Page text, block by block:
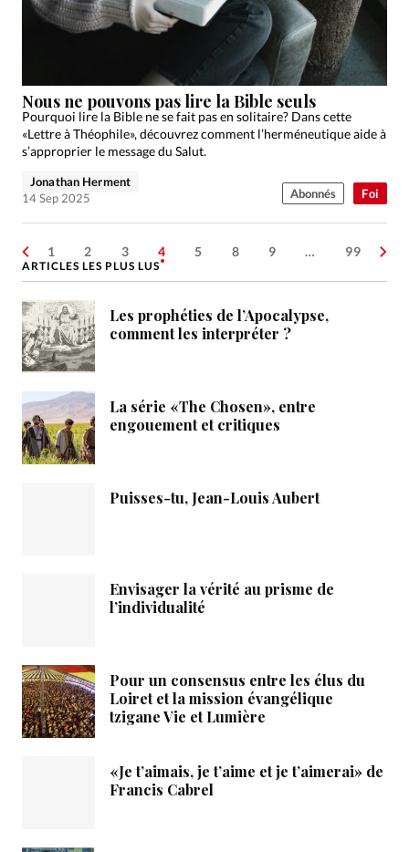
Foi
Nous ne pouvons pas lire la Bible seuls
Pourquoi lire la Bible ne se fait pas en solitaire? Dans cette
«Lettre à Théophile», découvrez comment l’herméneutique aide à
s’approprier le message du Salut.
Jonathan Herment
14 Sep 2025
Abonnés
1 2 3 4 5 8 9 … 99
ARTICLES LES PLUS LUS
Les prophéties de l’Apocalypse,
comment les interpréter ?
La série «The Chosen», entre
engouement et critiques
Puisses-tu, Jean-Louis Aubert
Envisager la vérité au prisme de
l’individualité
Pour un consensus entre les élus du
Loiret et la mission évangélique
tzigane Vie et Lumière
«Je t’aimais, je t’aime et je t’aimerai» de
Francis Cabrel